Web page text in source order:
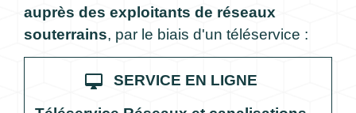
auprès des exploitants de réseaux
souterrains, par le biais d'un téléservice :
desktop_mac
SERVICE EN LIGNE